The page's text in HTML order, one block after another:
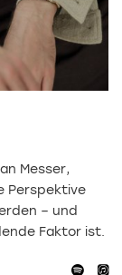
Messer,
Perspektive
– und
Faktor ist.